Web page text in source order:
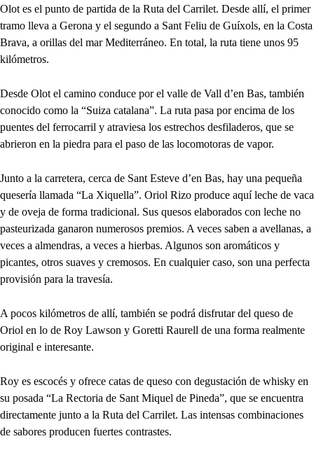
Olot es el punto de partida de la Ruta del Carrilet. Desde allí, el primer
tramo lleva a Gerona y el segundo a Sant Feliu de Guíxols, en la Costa
Brava, a orillas del mar Mediterráneo. En total, la ruta tiene unos 95
kilómetros.
Desde Olot el camino conduce por el valle de Vall d’en Bas, también
conocido como la “Suiza catalana”. La ruta pasa por encima de los
puentes del ferrocarril y atraviesa los estrechos desfiladeros, que se
abrieron en la piedra para el paso de las locomotoras de vapor.
Junto a la carretera, cerca de Sant Esteve d’en Bas, hay una pequeña
quesería llamada “La Xiquella”. Oriol Rizo produce aquí leche de vaca
y de oveja de forma tradicional. Sus quesos elaborados con leche no
pasteurizada ganaron numerosos premios. A veces saben a avellanas, a
veces a almendras, a veces a hierbas. Algunos son aromáticos y
picantes, otros suaves y cremosos. En cualquier caso, son una perfecta
provisión para la travesía.
A pocos kilómetros de allí, también se podrá disfrutar del queso de
Oriol en lo de Roy Lawson y Goretti Raurell de una forma realmente
original e interesante.
Roy es escocés y ofrece catas de queso con degustación de whisky en
su posada “La Rectoria de Sant Miquel de Pineda”, que se encuentra
directamente junto a la Ruta del Carrilet. Las intensas combinaciones
de sabores producen fuertes contrastes.